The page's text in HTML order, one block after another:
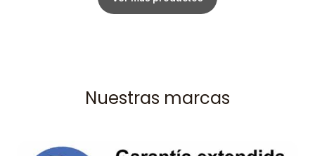
Nuestras marcas